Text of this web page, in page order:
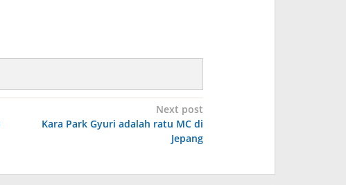
Next post
Kara Park Gyuri adalah ratu MC di
Jepang